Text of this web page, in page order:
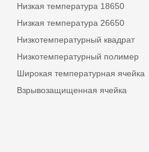
Низкая температура 18650
Низкая температура 26650
Низкотемпературный квадрат
Низкотемпературный полимер
Широкая температурная ячейка
Взрывозащищенная ячейка